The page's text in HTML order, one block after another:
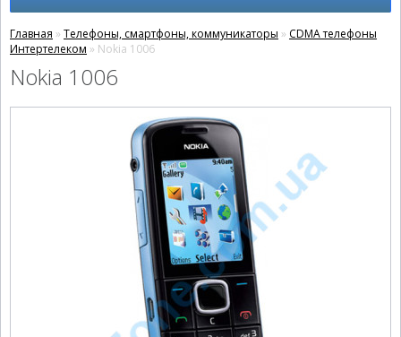
Главная » Телефоны, смартфоны, коммуникаторы » CDMA телефоны
Интертелеком » Nokia 1006
Nokia 1006